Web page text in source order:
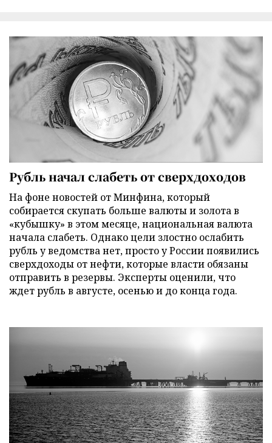
Рубль начал слабеть от сверхдоходов
На фоне новостей от Минфина, который
собирается скупать больше валюты и золота в
«кубышку» в этом месяце, национальная валюта
начала слабеть. Однако цели злостно ослабить
рубль у ведомства нет, просто у России появились
сверхдоходы от нефти, которые власти обязаны
отправить в резервы. Эксперты оценили, что
ждет рубль в августе, осенью и до конца года.